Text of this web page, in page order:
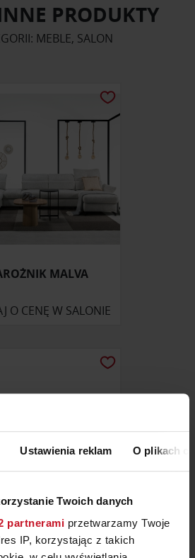
Ustawienia reklam O plikach
Twoich danych
partnerami przetwarzamy Twoje
IP, korzystając z takich
PRODUKTY
MEBLE, SALON
MALVA
O CENĘ W SALONIE
STOLIKÓW